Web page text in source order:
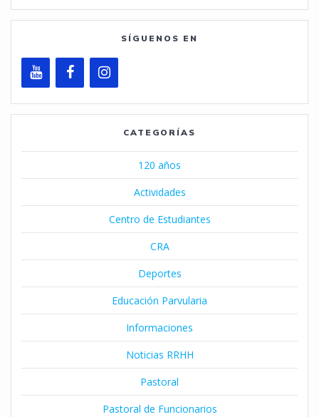
SÍGUENOS EN
CATEGORÍAS
120 años
Actividades
Centro de Estudiantes
CRA
Deportes
Educación Parvularia
Informaciones
Noticias RRHH
Pastoral
Pastoral de Funcionarios